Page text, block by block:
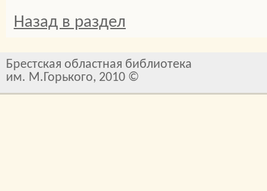
Назад в раздел
Брестская областная библиотека
им. М.Горького, 2010 ©